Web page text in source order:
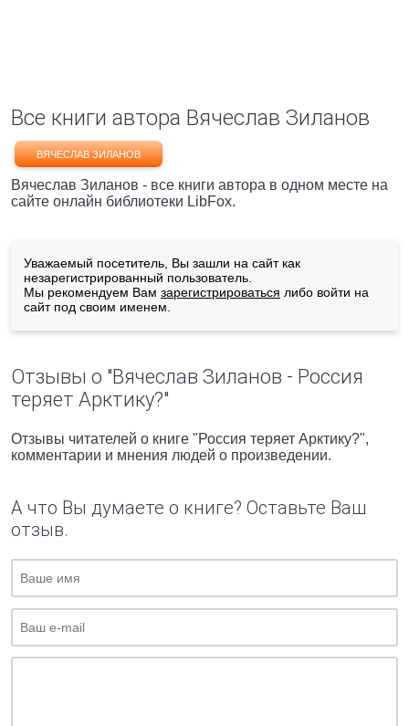
Все книги автора Вячеслав Зиланов
ВЯЧЕСЛАВ ЗИЛАНОВ
Вячеслав Зиланов - все книги автора в одном месте на
сайте онлайн библиотеки LibFox.
Уважаемый посетитель, Вы зашли на сайт как
незарегистрированный пользователь.
Мы рекомендуем Вам зарегистрироваться либо войти на
сайт под своим именем.
Отзывы о "Вячеслав Зиланов - Россия
теряет Арктику?"
Отзывы читателей о книге "Россия теряет Арктику?",
комментарии и мнения людей о произведении.
А что Вы думаете о книге? Оставьте Ваш
отзыв.